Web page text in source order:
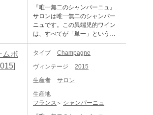
異な性格を持ったエメ・サロン
は、自らの願望をパーフェクト
に叶えるシャンパーニュを生み
出します。 当初は存在しなかっ
たブラン・ド・ブランを、独自
の楽しみのためだけに製造し、
それは1920年代に至るまで、世
の中に出回ることはありません
でした。 このシャンパーニュに
ダン・サロン(サロンの庭園)」
と、20世紀初頭にエメ・サロン
した。シャンパーニュはノンヴ
ィンテージであることが主流で
すが、サロンには必ずヴィンテ
ージが入り、その上ブドウが最
【稀少性と特性】 サロンの方針
によって、これまでに瓶詰めさ
ンテージが、メニルのセラーで
眠り続けています。これは、継
承を尊重するメゾンの信念を表
『唯一無二のシャンパーニュ』
サロンは唯一無二のシャンパー
ニュです。この異端児的ワイン
は、すべてが「単一」という枠
の中で誕生しました。エメ・サ
ロンというひとりの男が夢見た
ワール（コート・デ・ブラン地
区）の単一のクリュ（メニル・
単一ブドウ品種（シャルドネ）
で造ったヴィンテージワインで
した。シャンパーニュはノンヴ
ムボ
タイプ
Champagne
ヴィンテージ
2015
生産者
サロン
生産地
フランス
シャンパーニュ